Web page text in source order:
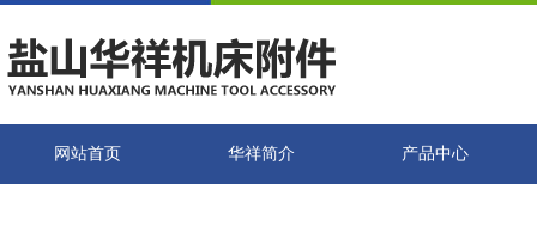
网站首页 华祥简介 产品中心